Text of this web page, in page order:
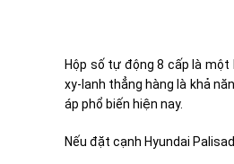
Hộp số tự động 8 cấp là
xy-lanh thẳng hàng là khả
áp phổ biến hiện nay.
Nếu đặt cạnh Hyundai